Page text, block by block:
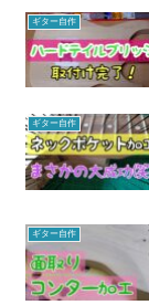
ギター自作
ギター自作
ギター自作